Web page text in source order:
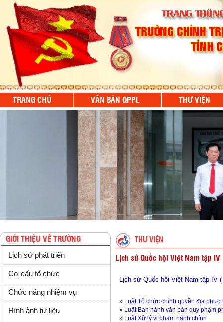
TRANG CHỦ VĂN BẢN QPPL THƯ VIỆN
GIỚI THIỆU VỀ TRƯỜNG
Lịch sử phát triển
Cơ cấu tổ chức
Chức năng nhiệm vụ
Hình ảnh tư liệu
THƯ VIỆN
Lịch sử Quốc hội Việt Nam tập
Lịch sử Quốc hội Việt Nam tập IV (
» Luật Tổ chức chính quyền địa
» Luật Ban hành văn bản quy phạm
» Luật Xử lý vi phạm hành chính